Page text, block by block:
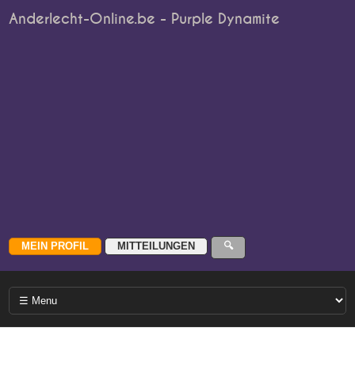
Anderlecht-Online.be - Purple Dynamite